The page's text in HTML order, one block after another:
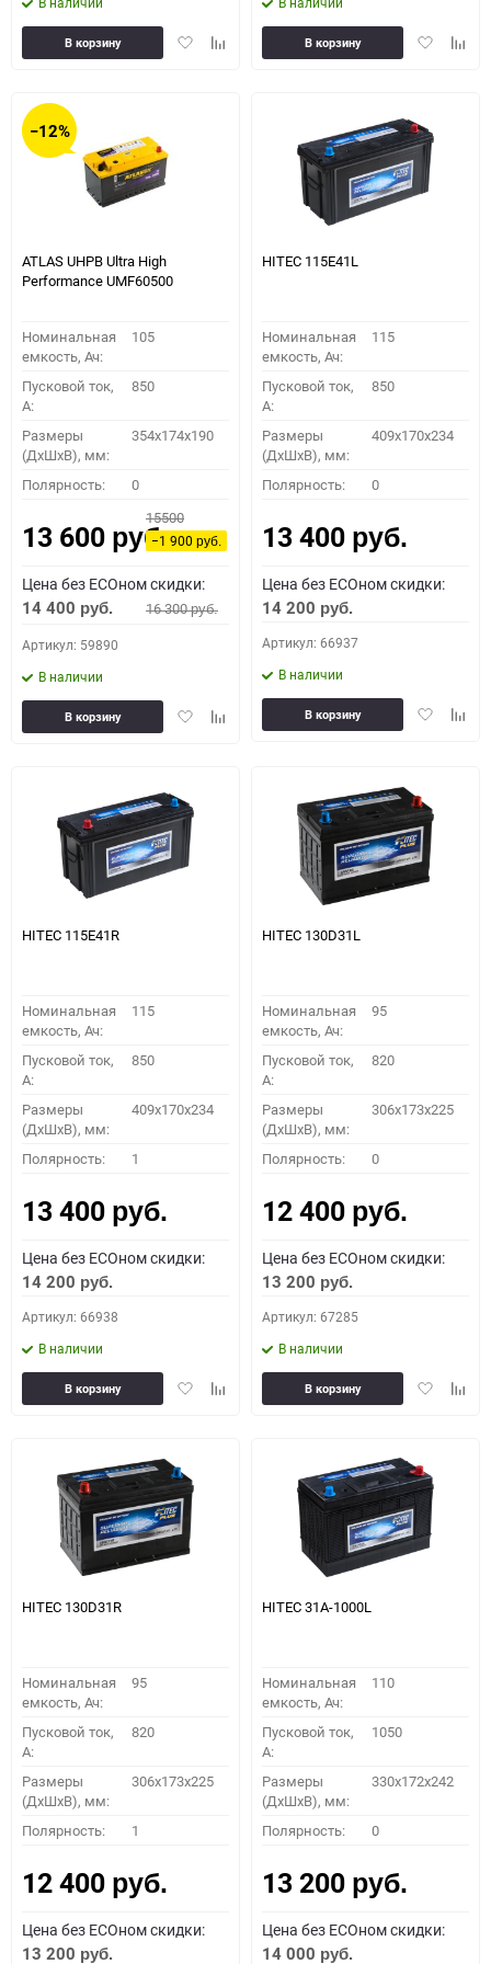
ДобавитьДобавить
В корзину
Добавить
В корзину
−12%
ATLAS UHPB Ultra High
Performance UMF60500
Номинальная
емкость, Ач:
105
Пусковой ток,
A:
850
Размеры
(ДхШхВ), мм:
354x174x190
Полярность: 0
13 600 руб.
15500
−1 900руб.
Цена без ECOном скидки:
14 400 руб. 16 300руб.
Артикул: 59890
В наличии
ДобавитьДобавить
В корзину
HITEC 115E41L
Номинальная
емкость, Ач:
115
Пусковой ток,
A:
850
Размеры
(ДхШхВ), мм:
409x170x234
Полярность: 0
13 400 руб.
Цена без ECOном скидки:
14 200 руб.
Артикул: 66937
В наличии
Добавить
В корзину
HITEC 115E41R
Номинальная
емкость, Ач:
115
Пусковой ток,
A:
850
Размеры
(ДхШхВ), мм:
409x170x234
Полярность: 1
13 400 руб.
Цена без ECOном скидки:
14 200 руб.
Артикул: 66938
В наличии
ДобавитьДобавить
В корзину
HITEC 130D31L
Номинальная
емкость, Ач:
95
Пусковой ток,
A:
820
Размеры
(ДхШхВ), мм:
306x173x225
Полярность: 0
12 400 руб.
Цена без ECOном скидки:
13 200 руб.
Артикул: 67285
В наличии
Добавить
В корзину
HITEC 130D31R
Номинальная
емкость, Ач:
95
Пусковой ток,
A:
820
Размеры
(ДхШхВ), мм:
306x173x225
Полярность: 1
12 400 руб.
Цена без ECOном скидки:
13 200 руб.
HITEC 31A-1000L
Номинальная
емкость, Ач:
110
Пусковой ток,
A:
1050
Размеры
(ДхШхВ), мм:
330x172x242
Полярность: 0
13 200 руб.
Цена без ECOном скидки:
14 000 руб.